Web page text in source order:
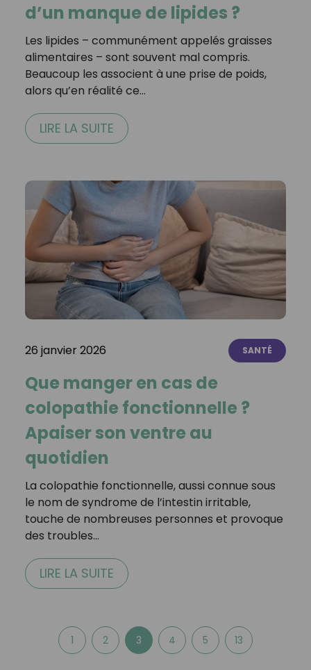
d’un manque de lipides ?
Les lipides – communément appelés graisses
alimentaires – sont souvent mal compris.
Beaucoup les associent à une prise de poids,
alors qu’en réalité ce…
LIRE LA SUITE
26 janvier 2026 SANTÉ
Que manger en cas de
colopathie fonctionnelle ?
Apaiser son ventre au
quotidien
La colopathie fonctionnelle, aussi connue sous
le nom de syndrome de l’intestin irritable,
touche de nombreuses personnes et provoque
des troubles…
LIRE LA SUITE
1 2 3 4 5 13